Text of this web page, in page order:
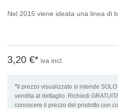
Nel 2015 viene ideata una linea di
3,20 €* iva incl.
*Il prezzo visualizzato si intende
vendita al dettaglio. Richiedi
conoscere il prezzo del prodotto con